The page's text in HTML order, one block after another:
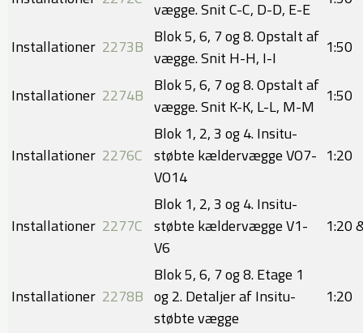
vægge. Snit C-C, D-D, E-E
Installationer 2273B Blok 5, 6, 7 og 8. Opstalt af
vægge. Snit H-H, I-I
​​1:50
Installationer 2274B Blok 5, 6, 7 og 8. Opstalt af
vægge. Snit K-K, L-L, M-M
​1:50
Installationer 2276C
Blok 1, 2, 3 og 4. Insitu-
støbte kældervægge VO7-
VO14
​​1:20
Installationer 2277C
Blok 1, 2, 3 og 4. Insitu-
støbte kældervægge V1-
V6
​1:20
Installationer 2278B
Blok 5, 6, 7 og 8. Etage 1
og 2. Detaljer af Insitu-
støbte vægge
​​1:20